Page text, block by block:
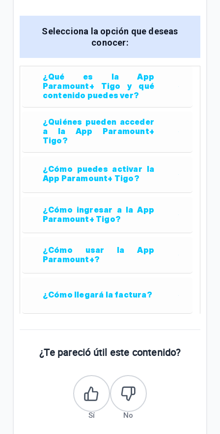
Términos y condiciones de Prime Video para
Hogares | Hogar
Todo lo que debes saber sobre Prime Video | Hogar
VER MÁS
Selecciona la opción que deseas
conocer:
¿Qué es la App
Paramount+ Tigo y qué
contenido puedes ver?
¿Quiénes pueden acceder
a la App Paramount+
Tigo?
¿Cómo puedes activar la
App Paramount+ Tigo?
¿Cómo ingresar a la App
Paramount+ Tigo?
¿Cómo usar la App
Paramount+?
¿Cómo llegará la factura?
¿Te pareció útil este contenido?
Sí No